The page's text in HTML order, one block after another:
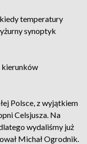
temperatury
synoptyk
kierunków
Polsce, z wyjątkiem
Celsjusza. Na
wydaliśmy już
Michał Ogrodnik.